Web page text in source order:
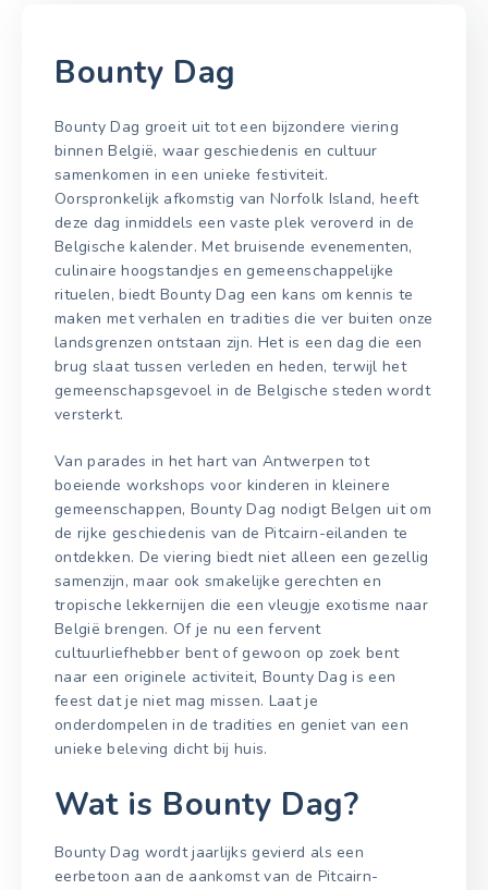
Bounty Dag
Bounty Dag groeit uit tot een bijzondere viering
binnen België, waar geschiedenis en cultuur
samenkomen in een unieke festiviteit.
Oorspronkelijk afkomstig van Norfolk Island, heeft
deze dag inmiddels een vaste plek veroverd in de
Belgische kalender. Met bruisende evenementen,
culinaire hoogstandjes en gemeenschappelijke
rituelen, biedt Bounty Dag een kans om kennis te
maken met verhalen en tradities die ver buiten onze
landsgrenzen ontstaan zijn. Het is een dag die een
brug slaat tussen verleden en heden, terwijl het
gemeenschapsgevoel in de Belgische steden wordt
versterkt.
Van parades in het hart van Antwerpen tot
boeiende workshops voor kinderen in kleinere
gemeenschappen, Bounty Dag nodigt Belgen uit om
de rijke geschiedenis van de Pitcairn-eilanden te
ontdekken. De viering biedt niet alleen een gezellig
samenzijn, maar ook smakelijke gerechten en
tropische lekkernijen die een vleugje exotisme naar
België brengen. Of je nu een fervent
cultuurliefhebber bent of gewoon op zoek bent
naar een originele activiteit, Bounty Dag is een
feest dat je niet mag missen. Laat je
onderdompelen in de tradities en geniet van een
unieke beleving dicht bij huis.
Wat is Bounty Dag?
Bounty Dag wordt jaarlijks gevierd als een
eerbetoon aan de aankomst van de Pitcairn-